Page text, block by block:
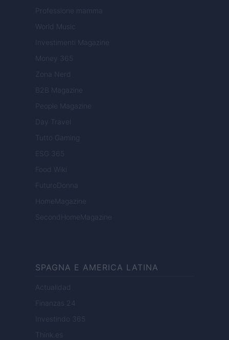
Professione mamma
World Music
Investimenti Magazine
Money 365
Zona Nerd
B2B Magazine
People Magazine
Day Travel
Tutto Gaming
ESG 365
Food Wiki
FuturoDonna
HomeMagazine
SecondHomeMagazine
SPAGNA E AMERICA LATINA
Actualidad
Finanzas 24
Investindo 365
Think.es